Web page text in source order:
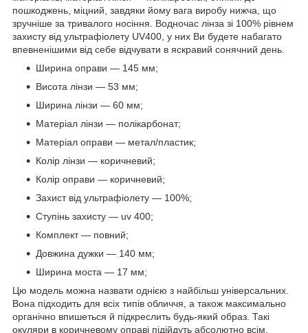
пошкоджень, міцний, завдяки йому вага виробу нижча, що
зручніше за тривалого носіння. Водночас лінза зі 100% рівнем
захисту від ультрафіолету UV400, у них Ви будете набагато
впевненішими від себе відчувати в яскравий сонячний день.
Ширина оправи — 145 мм;
Висота лінзи — 53 мм;
Ширина лінзи — 60 мм;
Матеріал лінзи — полікарбонат;
Матеріал оправи — метал/пластик;
Колір лінзи — коричневий;
Колір оправи — коричневий;
Захист від ультрафіолету — 100%;
Ступінь захисту — uv 400;
Комплект — повний;
Довжина дужки — 140 мм;
Ширина моста — 17 мм;
Цю модель можна назвати однією з найбільш універсальних.
Вона підходить для всіх типів обличчя, а також максимально
органічно впишеться й підкреслить будь-який образ. Такі
окуляри в коричневому оправі підійдуть абсолютно всім.